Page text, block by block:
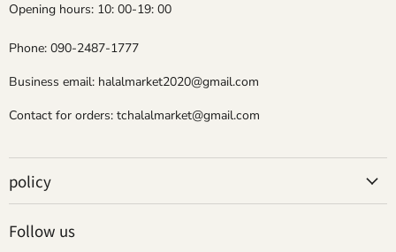
Opening hours: 10: 00-19: 00
Phone: 090-2487-1777
Business email: halalmarket2020@gmail.com
Contact for orders: tchalalmarket@gmail.com
policy
Follow us